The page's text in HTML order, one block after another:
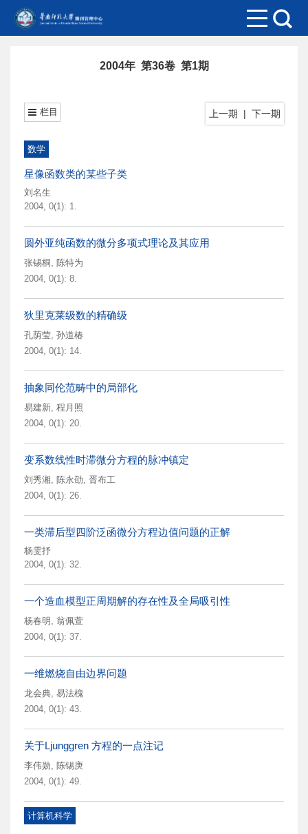
2004年 第36卷 第1期
上一期 | 下一期
栏目
数学
星像函数类的某些子类
刘名生
2004, 0(1): 1.
圆外亚纯函数的微分多项式理论及其应用
张锡桐 , 陈特为
2004, 0(1): 8.
狄里克莱级数的精确级
孔荫莹, 孙道椿
2004, 0(1): 14.
抽象同伦范畴中的局部化
易建新, 程月照
2004, 0(1): 20.
变系数线性时滞微分方程的脉冲镇定
刘秀湘, 陈永劭, 胥布工
2004, 0(1): 26.
一类滞后型四阶泛函微分方程边值问题的正解
杨雯抒
2004, 0(1): 32.
一个造血模型正周期解的存在性及全局吸引性
杨春明 , 翁佩萱
2004, 0(1): 37.
一维燃烧自由边界问题
龙会典, 易法槐
2004, 0(1): 43.
关于Ljunggren 方程的一点注记
李伟勋, 陈锡庚
2004, 0(1): 49.
计算机科学